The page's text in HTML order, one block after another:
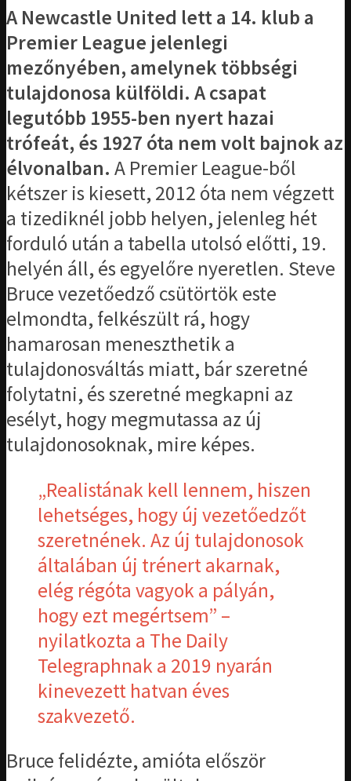
A Newcastle United lett a 14. klub a
Premier League jelenlegi
mezőnyében, amelynek többségi
tulajdonosa külföldi. A csapat
legutóbb 1955-ben nyert hazai
trófeát, és 1927 óta nem volt bajnok az
élvonalban. A Premier League-ből
kétszer is kiesett, 2012 óta nem végzett
a tizediknél jobb helyen, jelenleg hét
forduló után a tabella utolsó előtti, 19.
helyén áll, és egyelőre nyeretlen. Steve
Bruce vezetőedző csütörtök este
elmondta, felkészült rá, hogy
hamarosan meneszthetik a
tulajdonosváltás miatt, bár szeretné
folytatni, és szeretné megkapni az
esélyt, hogy megmutassa az új
tulajdonosoknak, mire képes.
„Realistának kell lennem, hiszen
lehetséges, hogy új vezetőedzőt
szeretnének. Az új tulajdonosok
általában új trénert akarnak,
elég régóta vagyok a pályán,
hogy ezt megértsem” –
nyilatkozta a The Daily
Telegraphnak a 2019 nyarán
kinevezett hatvan éves
szakvezető.
Bruce felidézte, amióta először